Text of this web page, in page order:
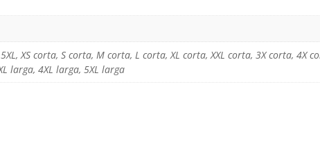
5XL, XS corta, S corta, M corta, L corta, XL corta, XXL corta, 3X corta,
larga, 4XL larga, 5XL larga